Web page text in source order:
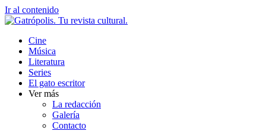
Ir al contenido
Cine
Música
Literatura
Series
El gato escritor
Ver más
La redacción
Galería
Contacto